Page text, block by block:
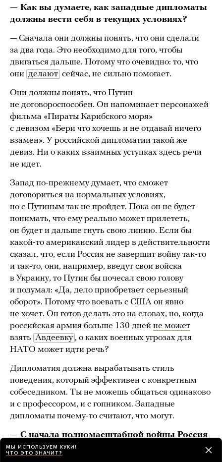
— Как вы думаете, как западные дипломаты
должны вести себя в текущих условиях?
— Сначала они должны понять, что они сделали
за два года. Это необходимо для того, чтобы
двигаться дальше. Потому что очевидно: то, что
они делают сейчас, не сильно помогает.
Они должны понять, что Путин
не договороспособен. Он напоминает персонажей
фильма «Пираты Карибского моря»
с девизом «Бери что хочешь и не отдавай ничего
взамен». У российской дипломатии такой же
девиз. Ни о каких взаимных уступках здесь речи
не идет.
Запад по-прежнему думает, что сможет
договориться на нормальных условиях,
но с Путиным так не пройдет. Пока он не будет
понимать, что ему реально может прилететь,
он будет и дальше гнуть свою линию. Если бы
какой-то американский лидер в действительности
сказал, что, если Россия не завершит войну так-то
и так-то, они, например, введут свои войска
в Украину, то Путин бы почесал свою голову
и подумал: «Да, дело приобретает серьезный
оборот». Потому что воевать с США он явно
не хочет. Он готов делать это на словах, но, когда
российская армия больше 130 дней не может
взять Авдеевку , о каких военных угрозах для
НАТО может идти речь?
Дипломатия должна вырабатывать стиль
поведения, который эффективен с конкретным
собеседником. Ты не можешь общаться одинаково
и с профессором, и с гопником. Западные
дипломаты почему-то считают, что могут.
— С начала полномасштабной войны Россия
будто порвала все дипломатические связи
с западными странами. Со стороны России
МЫ ИСПОЛЬЗУЕМ КУКИ!
ЧТО ЭТО ЗНАЧИТ?